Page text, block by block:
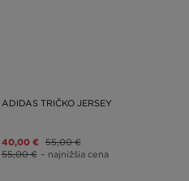
ADIDAS TRIČKO JERSEY
40,00 € 55,00 €
55,00 € – najnižšia cena